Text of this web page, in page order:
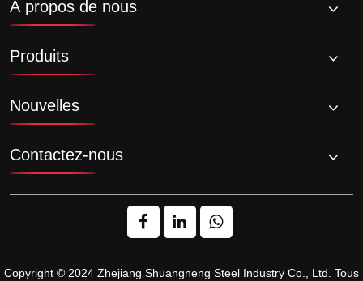
À propos de nous
Produits
Nouvelles
Contactez-nous
Copyright © 2024 Zhejiang Shuangneng Steel Industry Co., Ltd. Tous